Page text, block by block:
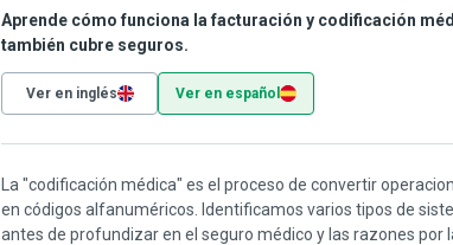
Aprende cómo funciona la facturación y codificación
también cubre seguros.
Ver en inglés Ver en español
La "codificación médica" es el proceso de convertir
en códigos alfanuméricos. Identificamos varios tipos de
antes de profundizar en el seguro médico y las razones por